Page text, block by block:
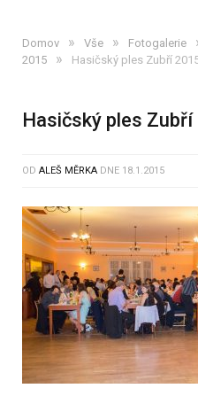
Domov » Vše » Fotogalerie
2015
» Hasičský ples Zubří
Hasičský ples
OD ALEŠ MĚRKA DNE 18.1.2015